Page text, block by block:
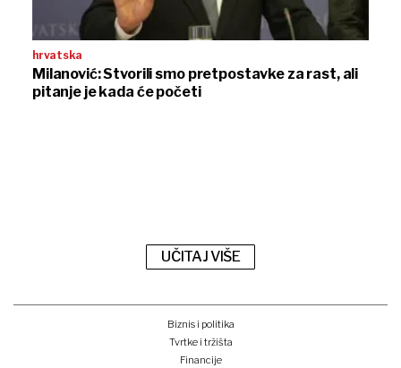
hrvatska
Milanović: Stvorili smo pretpostavke za rast, ali
pitanje je kada će početi
UČITAJ VIŠE
Biznis i politika
Tvrtke i tržišta
Financije